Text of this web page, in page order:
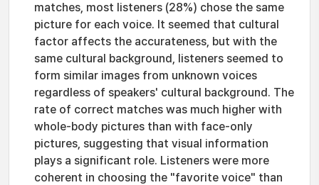
matches, most listeners (28%) chose the same
picture for each voice. It seemed that cultural
factor affects the accurateness, but with the
same cultural background, listeners seemed to
form similar images from unknown voices
regardless of speakers' cultural background. The
rate of correct matches was much higher with
whole-body pictures than with face-only
pictures, suggesting that visual information
plays a significant role. Listeners were more
coherent in choosing the "favorite voice" than